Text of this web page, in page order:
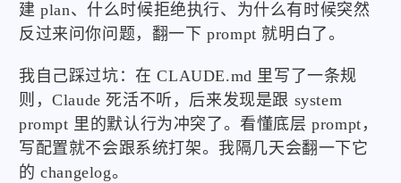
建 plan、什么时候拒绝执行、为什么有时候突然
反过来问你问题，翻一下 prompt 就明白了。
我自己踩过坑：在 CLAUDE.md 里写了一条规
则，Claude 死活不听，后来发现是跟 system
prompt 里的默认行为冲突了。看懂底层 prompt，
写配置就不会跟系统打架。我隔几天会翻一下它
的 changelog。